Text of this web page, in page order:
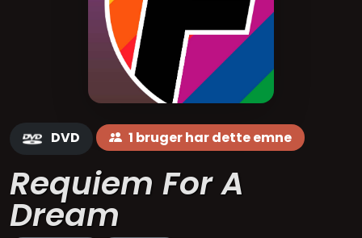
DVD 1 bruger har dette emne
Requiem For A
Dream